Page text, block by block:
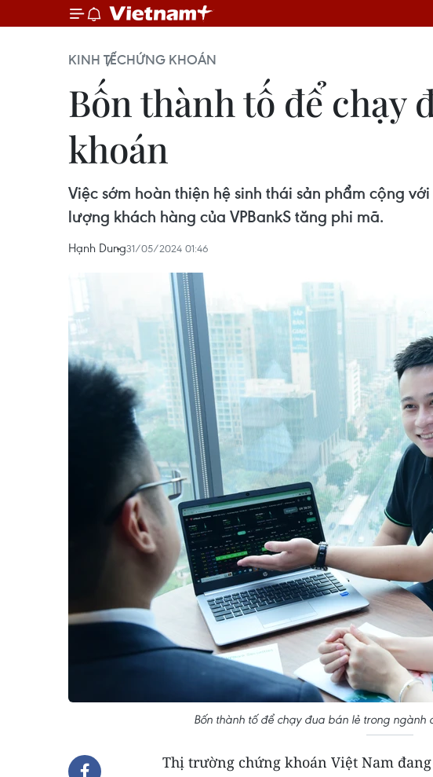
KINH TẾCHỨNG KHOÁN
Bốn thành tố để chạy
khoán
Việc sớm hoàn thiện hệ sinh thái sản phẩm cộng
lượng khách hàng của VPBankS tăng phi mã.
Hạnh Dung31/05/2024 01:46
Bốn thành tố để chạy đua bán lẻ trong ngành
Thị trường chứng khoán Việt Nam